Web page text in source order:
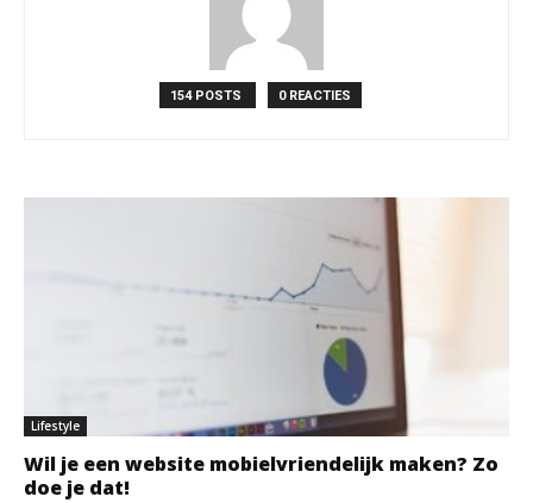
154 POSTS 0 REACTIES
Lifestyle
Wil je een website mobielvriendelijk maken? Zo
doe je dat!